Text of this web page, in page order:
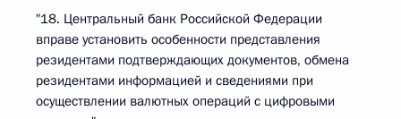
"18. Центральный банк Российской Федерации
вправе установить особенности представления
резидентами подтверждающих документов, обмена
резидентами информацией и сведениями при
осуществлении валютных операций с цифровыми